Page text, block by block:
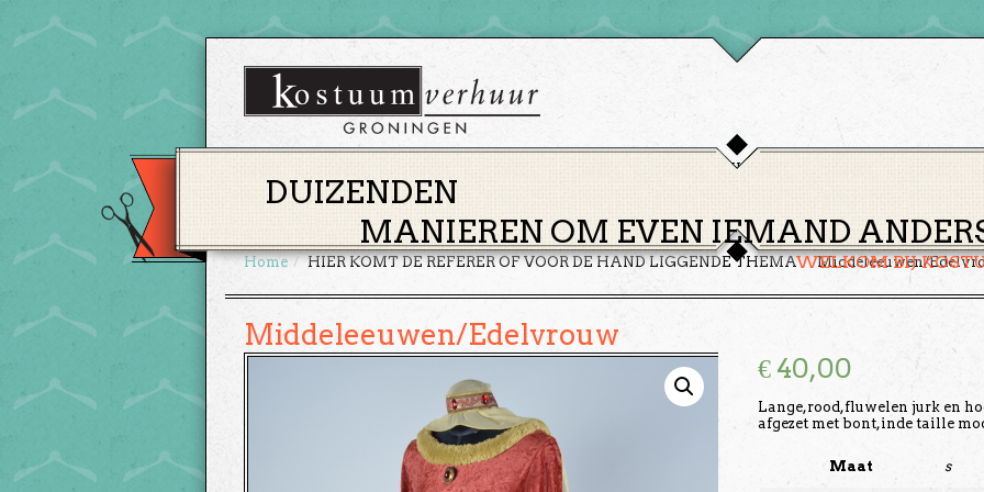
HUREN
DUIZENDEN
MANIEREN OM EVEN IEMAND
WELKOM BIJ
Home HIER KOMT DE REFERER OF VOOR DE HAND LIGGENDE THEMA Middeleeuwen/
Middeleeuwen/Edelvrouw
€ 40,00
Lange,rood,fluwelen jurk en
afgezet met bont,inde taille
Maat s